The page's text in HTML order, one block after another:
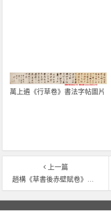
萬上遴《行草卷》書法字帖圖片
上一篇
趙構《草書後赤壁賦卷》書法字帖欣賞
文章導覽